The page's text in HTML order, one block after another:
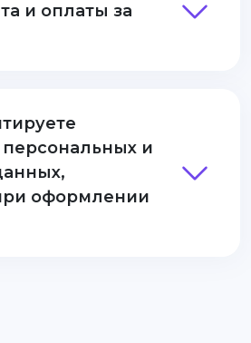
и оплаты за
персональных и
оформлении